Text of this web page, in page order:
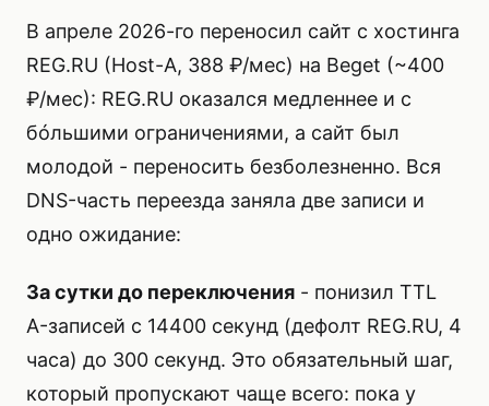
В апреле 2026-го переносил сайт с хостинга
REG.RU (Host-A, 388 ₽/мес) на Beget (~400
₽/мес): REG.RU оказался медленнее и с
бóльшими ограничениями, а сайт был
молодой - переносить безболезненно. Вся
DNS-часть переезда заняла две записи и
одно ожидание:
За сутки до переключения - понизил TTL
A-записей с 14400 секунд (дефолт REG.RU, 4
часа) до 300 секунд. Это обязательный шаг,
который пропускают чаще всего: пока у